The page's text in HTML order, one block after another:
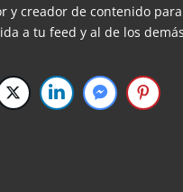
y creador de contenido
a tu feed y al de los